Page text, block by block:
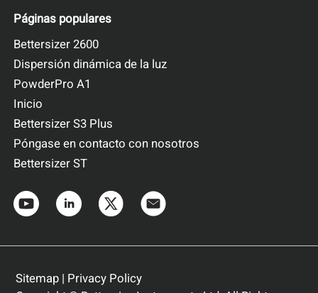
Páginas populares
Bettersizer 2600
Dispersión dinámica de la luz
PowderPro A1
Inicio
Bettersizer S3 Plus
Póngase en contacto con nosotros
Bettersizer ST
Sitemap| Privacy Policy